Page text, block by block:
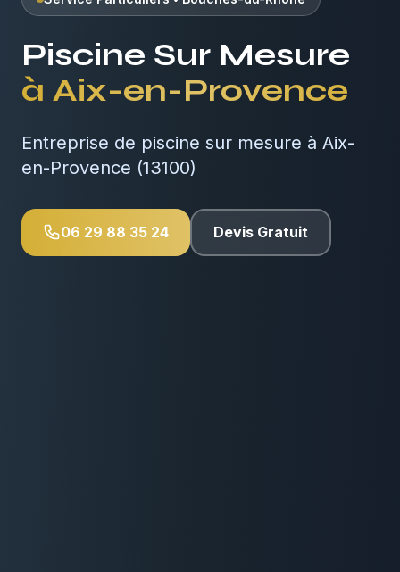
Piscine Sur Mesure
à Aix-en-Provence
Entreprise de piscine sur mesure à Aix-
en-Provence (13100)
06 29 88 35 24 Devis Gratuit